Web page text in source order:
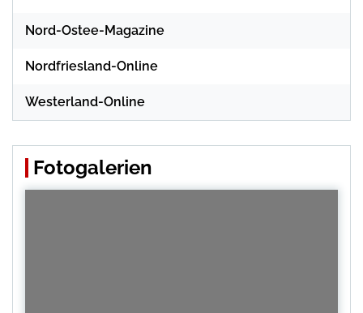
Nord-Ostee-Magazine
Nordfriesland-Online
Westerland-Online
Fotogalerien